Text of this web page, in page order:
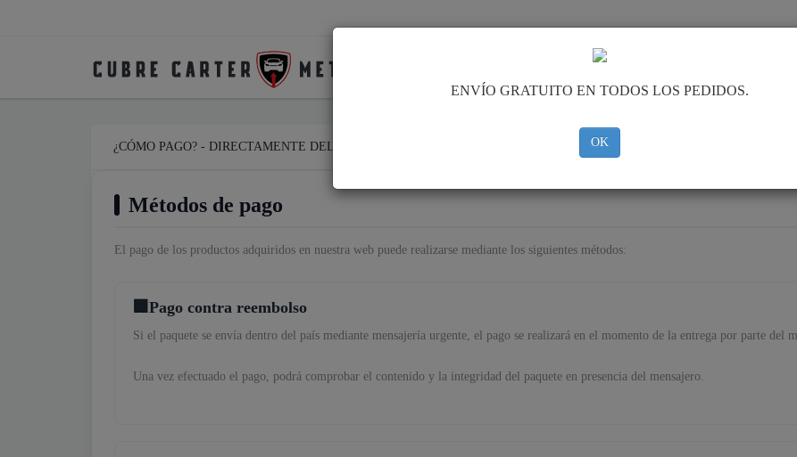
¿CÓMO PAGO? - DIRECTAMENTE DEL FABRICANTE
Métodos de pago
El pago de los productos adquiridos en nuestra web puede realizarse mediante los siguientes métodos:
Pago contra reembolso
Si el paquete se envía dentro del país mediante mensajería urgente, el pago se realizará en el momento de la entrega por parte del
Una vez efectuado el pago, podrá comprobar el contenido y la integridad del paquete en presencia del mensajero.
ENVÍO GRATUITO EN TODOS LOS PEDIDOS.
OK